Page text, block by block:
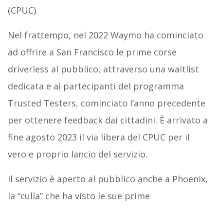
(CPUC).
Nel frattempo, nel 2022 Waymo ha cominciato
ad offrire a San Francisco le prime corse
driverless al pubblico, attraverso una waitlist
dedicata e ai partecipanti del programma
Trusted Testers, cominciato l’anno precedente
per ottenere feedback dai cittadini. È arrivato a
fine agosto 2023 il via libera del CPUC per il
vero e proprio lancio del servizio.
Il servizio è aperto al pubblico anche a Phoenix,
la “culla” che ha visto le sue prime